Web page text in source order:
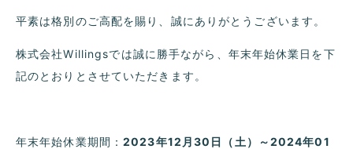
平素は格別のご高配を賜り、誠にありがとうございます。
株式会社Willingsでは誠に勝手ながら、年末年始休業日を下
記のとおりとさせていただきます。
年末年始休業期間：2023年12月30日（土）～2024年01